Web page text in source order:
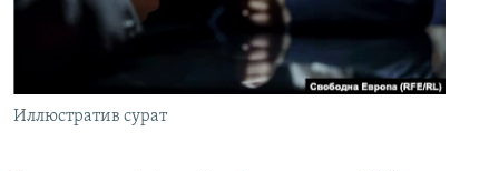
Иллюстратив сурат